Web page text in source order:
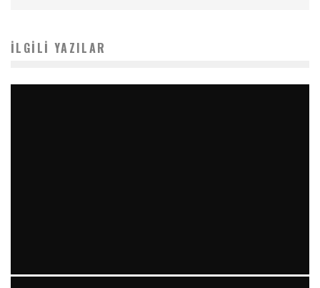
İLGILI YAZILAR